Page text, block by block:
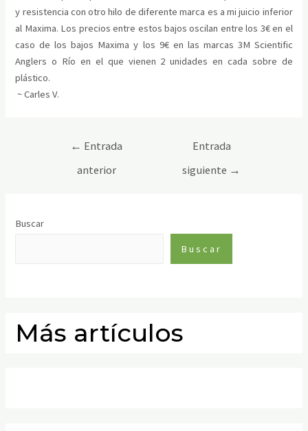
y resistencia con otro hilo de diferente marca es a mi juicio inferior
al Maxima. Los precios entre estos bajos oscilan entre los 3€ en el
caso de los bajos Maxima y los 9€ en las marcas 3M Scientific
Anglers o Río en el que vienen 2 unidades en cada sobre de
plástico.
~ Carles V.
← Entrada
anterior
Entrada
siguiente →
Buscar
Buscar
Más artículos